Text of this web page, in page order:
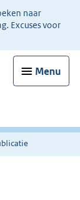
naar
Excuses voor
Menu